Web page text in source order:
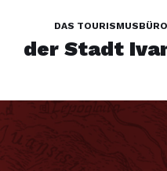
DAS TOURISMUSBÜRO
der Stadt